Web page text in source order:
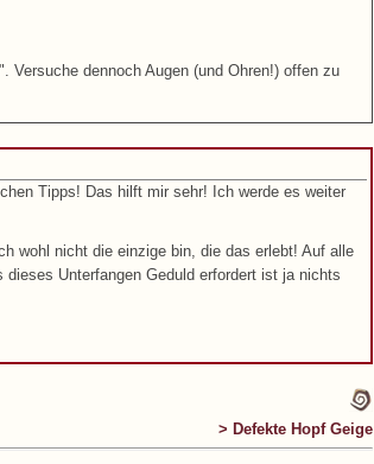
Versuche dennoch Augen (und Ohren!) offen zu
Tipps! Das hilft mir sehr! Ich werde es weiter
wohl nicht die einzige bin, die das erlebt! Auf alle
Unterfangen Geduld erfordert ist ja nichts
> Defekte Hopf Geige